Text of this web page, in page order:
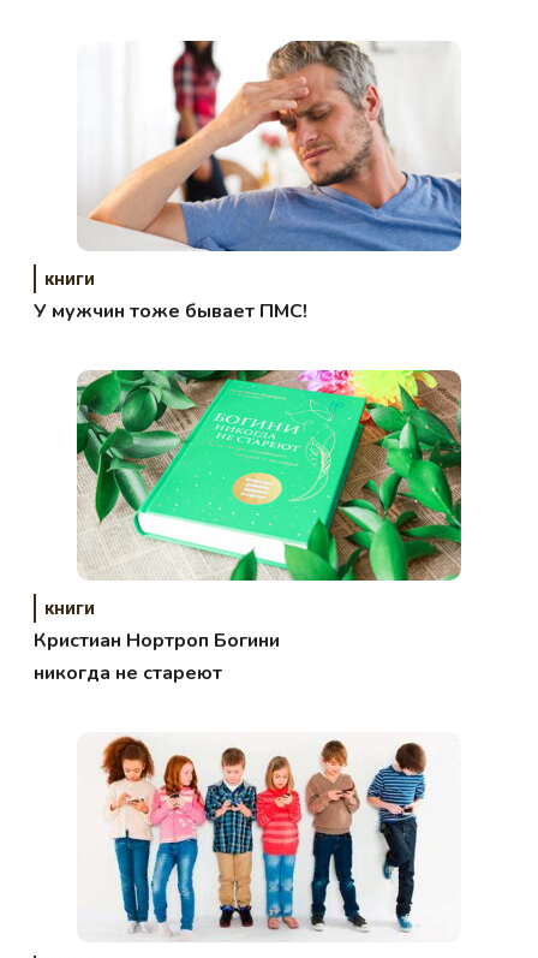
книги
У мужчин тоже бывает ПМС!
книги
Кристиан Нортроп Богини
никогда не стареют